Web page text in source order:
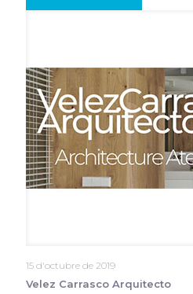
15 d'octubre de 2019
Velez Carrasco Arquitecto